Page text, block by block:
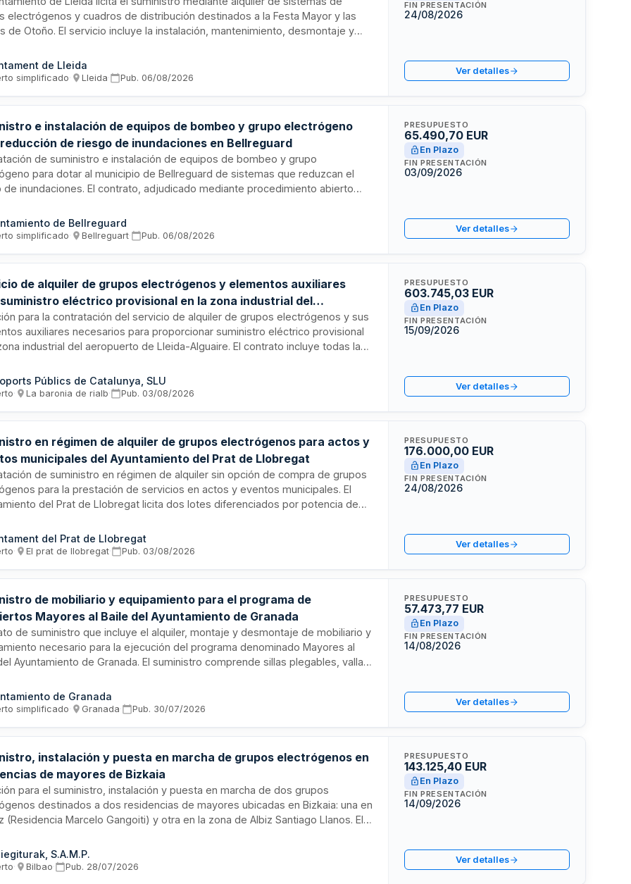
electrógenos y cuadros de distribución destinados a la Festa Mayor y las
de Otoño. El servicio incluye la instalación, mantenimiento, desmontaje y
Además, comprende la asistencia de personal técnico cualificado,
de materiales y consumibles, transportes y seguros derivados de la
de Lleida
simplificado· Lleida· Pub. 06/08/2026
FIN PRESENTACIÓN
24/08/2026
Ver detalles
e instalación de equipos de bombeo y grupo electrógeno
de riesgo de inundaciones en Bellreguard
de suministro e instalación de equipos de bombeo y grupo
para dotar al municipio de Bellreguard de sistemas que reduzcan el
de inundaciones. El contrato, adjudicado mediante procedimiento abierto
y se financia parcialmente mediante subvención de la Diputación
de València. El adjudicatario será responsable de garantizar que todos los
de Bellreguard
simplificado· Bellreguart· Pub. 06/08/2026
PRESUPUESTO
65.490,70 EUR
En Plazo
FIN PRESENTACIÓN
03/09/2026
Ver detalles
de alquiler de grupos electrógenos y elementos auxiliares
eléctrico provisional en la zona industrial del
de Lleida-Alguaire
para la contratación del servicio de alquiler de grupos electrógenos y sus
auxiliares necesarios para proporcionar suministro eléctrico provisional
industrial del aeropuerto de Lleida-Alguaire. El contrato incluye todas las
eléctricas temporales. Se trata de un contrato de carácter
cuya ejecución está supeditada a la disponibilidad de crédito
Públics de Catalunya, SLU
· La baronia de rialb· Pub. 03/08/2026
PRESUPUESTO
603.745,03 EUR
En Plazo
FIN PRESENTACIÓN
15/09/2026
Ver detalles
en régimen de alquiler de grupos electrógenos para actos y
municipales del Ayuntamiento del Prat de Llobregat
de suministro en régimen de alquiler sin opción de compra de grupos
para la prestación de servicios en actos y eventos municipales. El
del Prat de Llobregat licita dos lotes diferenciados por potencia de
evaluando la mejor relación calidad-precio conforme a los criterios
en la Ley de Contratos del Sector Público.
del Prat de Llobregat
· El prat de llobregat· Pub. 03/08/2026
PRESUPUESTO
176.000,00 EUR
En Plazo
FIN PRESENTACIÓN
24/08/2026
Ver detalles
de mobiliario y equipamiento para el programa de
Mayores al Baile del Ayuntamiento de Granada
de suministro que incluye el alquiler, montaje y desmontaje de mobiliario y
necesario para la ejecución del programa denominado Mayores al
Ayuntamiento de Granada. El suministro comprende sillas plegables, vallas,
a la realización de conciertos dirigidos a personas mayores de la ciudad
Los productos se suministrarán conforme a las cantidades máximas y
de Granada
simplificado· Granada· Pub. 30/07/2026
PRESUPUESTO
57.473,77 EUR
En Plazo
FIN PRESENTACIÓN
14/08/2026
Ver detalles
instalación y puesta en marcha de grupos electrógenos en
de mayores de Bizkaia
para el suministro, instalación y puesta en marcha de dos grupos
destinados a dos residencias de mayores ubicadas en Bizkaia: una en
(Residencia Marcelo Gangoiti) y otra en la zona de Albiz Santiago Llanos. El
de manual de instrucciones y servicios de posventa conforme a
vigente.
S.A.M.P.
· Bilbao· Pub. 28/07/2026
PRESUPUESTO
143.125,40 EUR
En Plazo
FIN PRESENTACIÓN
14/09/2026
Ver detalles